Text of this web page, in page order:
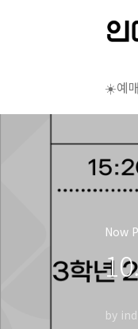
☀️예
Now
by